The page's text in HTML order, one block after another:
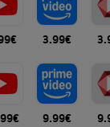
3.99€
9.99€